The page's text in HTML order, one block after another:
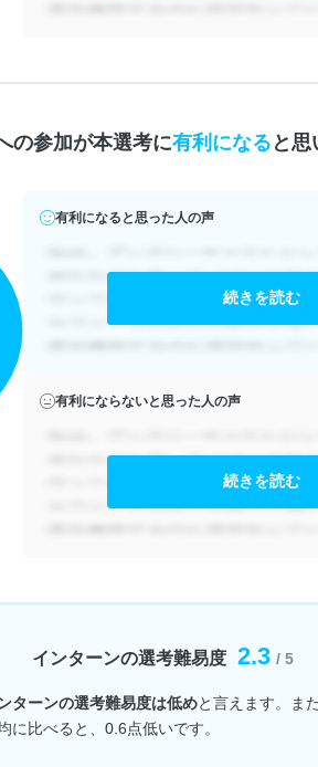
の参加が本選考に有利になる と思
有利になると思った人の声
続きを読む
有利にならないと思った人の声
続きを読む
インターンの選考難易度 2.3 / 5
ターンの選考難易度は低めと言えます。ま
に比べると、0.6点低いです。